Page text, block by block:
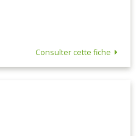
Consulter cette fiche